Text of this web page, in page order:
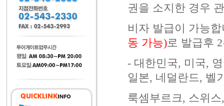
권을 소지한 경우
비자 발급이 가능
동 가능)로 발급후
- 대한민국, 미국,
일본, 네덜란드, 벨
룩셈부르크, 스위